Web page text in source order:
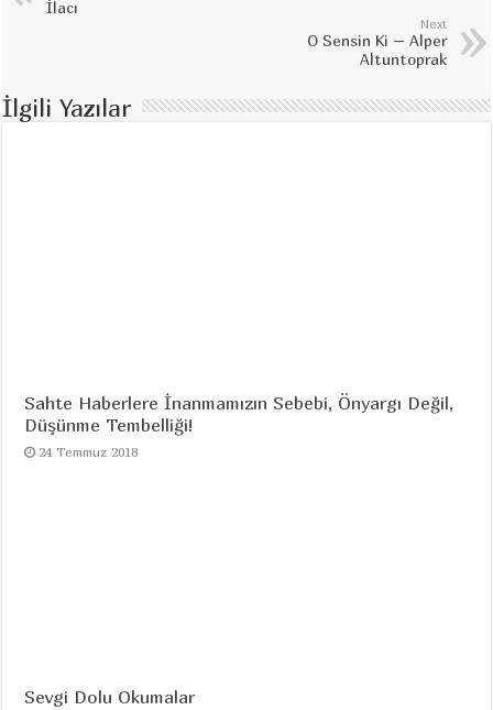
İlacı
Next
O Sensin Ki – Alper
Altuntoprak
İlgili Yazılar
Sahte Haberlere İnanmamızın Sebebi, Önyargı Değil,
Düşünme Tembelliği!
24 Temmuz 2018
Sevgi Dolu Okumalar